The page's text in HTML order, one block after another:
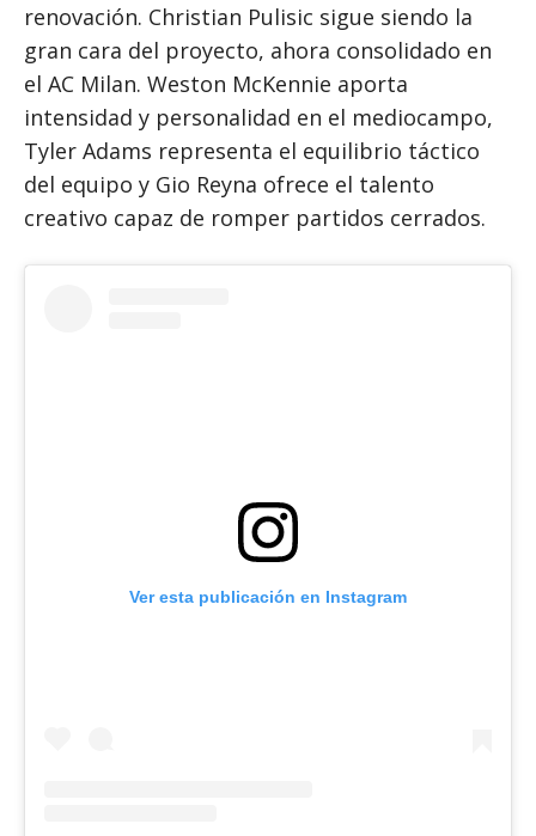
renovación. Christian Pulisic sigue siendo la
gran cara del proyecto, ahora consolidado en
el AC Milan. Weston McKennie aporta
intensidad y personalidad en el mediocampo,
Tyler Adams representa el equilibrio táctico
del equipo y Gio Reyna ofrece el talento
creativo capaz de romper partidos cerrados.
Ver esta publicación en Instagram